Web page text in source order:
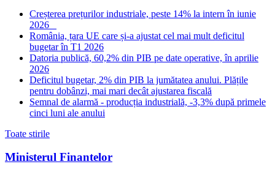
Creșterea prețurilor industriale, peste 14% la intern în iunie
2026
România, țara UE care și-a ajustat cel mai mult deficitul
bugetar în T1 2026
Datoria publică, 60,2% din PIB pe date operative, în aprilie
2026
Deficitul bugetar, 2% din PIB la jumătatea anului. Plățile
pentru dobânzi, mai mari decât ajustarea fiscală
Semnal de alarmă - producția industrială, -3,3% după primele
cinci luni ale anului
Toate stirile
Ministerul Finantelor